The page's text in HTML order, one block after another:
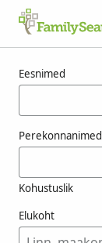
Eesnimed
Perekonnanimed
Kohustuslik
Elukoht